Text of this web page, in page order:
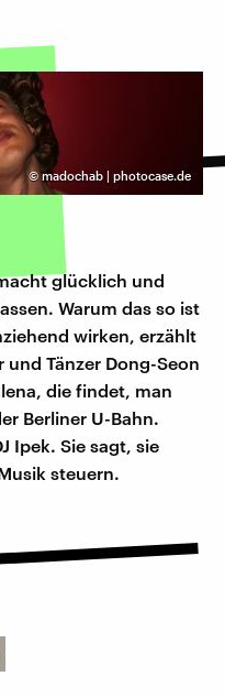
©madochab | photocase.de
glücklich und
Warum das so ist
wirken, erzählt
Tänzer Dong-Seon
die findet, man
Berliner U-Bahn.
Ipek. Sie sagt, sie
steuern.